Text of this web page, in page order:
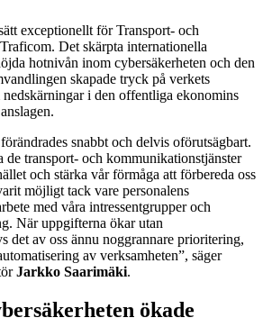
exceptionellt för Transport- och
Det skärpta internationella
hotnivån inom cybersäkerheten och den
skapade tryck på verkets
i den offentliga ekonomins
snabbt och delvis oförutsägbart.
de transport- och kommunikationstjänster
och stärka vår förmåga att förbereda oss
möjligt tack vare personalens
med våra intressentgrupper och
När uppgifterna ökar utan
det av oss ännu noggrannare prioritering,
av verksamheten”, säger
Jarkko Saarimäki.
ökade